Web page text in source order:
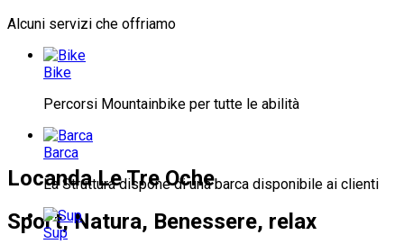
Locanda Le Tre Oche
Sport, Natura, Benessere, relax
Alcuni servizi che offriamo
Bike
Percorsi Mountainbike per tutte le abilità
Barca
La Struttura dispone di una barca disponibile ai clienti
Sup